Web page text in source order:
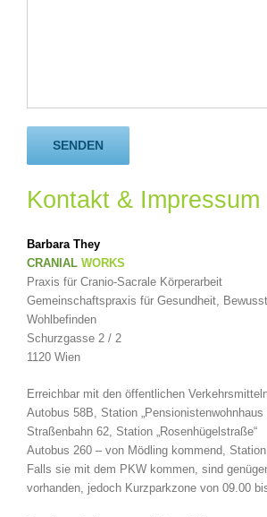
Kontakt & Impressum
Barbara They
CRANIAL WORKS
Praxis für Cranio-Sacrale Körperarbeit
Gemeinschaftspraxis für Gesundheit,
Wohlbefinden
Schurzgasse 2 / 2
1120 Wien
Erreichbar mit den öffentlichen
Autobus 58B, Station „Pensionistenwohnhaus
Straßenbahn 62, Station „Rosenhügelstraße“
Autobus 260 – von Mödling kommend, Station
Falls sie mit dem PKW kommen, sind
vorhanden, jedoch Kurzparkzone von 09.00